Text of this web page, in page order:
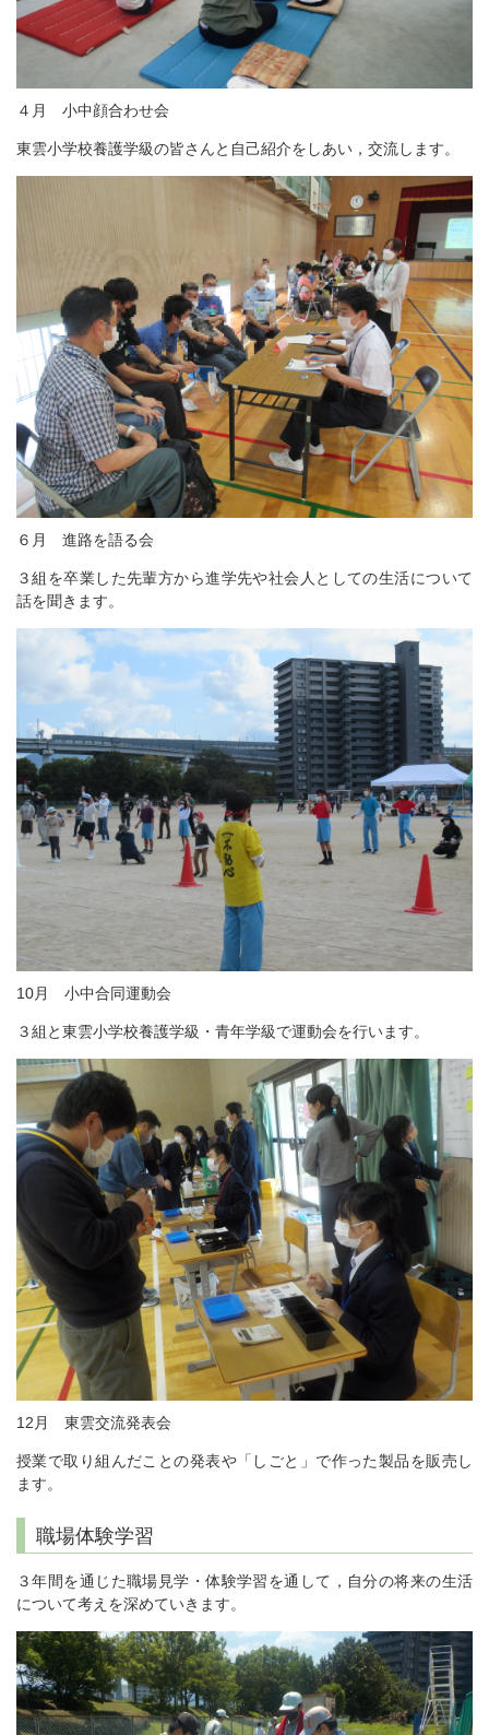
４月 小中顔合わせ会
東雲小学校養護学級の皆さんと自己紹介をしあい，交流します。
６月 進路を語る会
３組を卒業した先輩方から進学先や社会人としての生活について
話を聞きます。
10月 小中合同運動会
３組と東雲小学校養護学級・青年学級で運動会を行います。
12月 東雲交流発表会
授業で取り組んだことの発表や「しごと」で作った製品を販売し
ます。
職場体験学習
３年間を通じた職場見学・体験学習を通して，自分の将来の生活
について考えを深めていきます。